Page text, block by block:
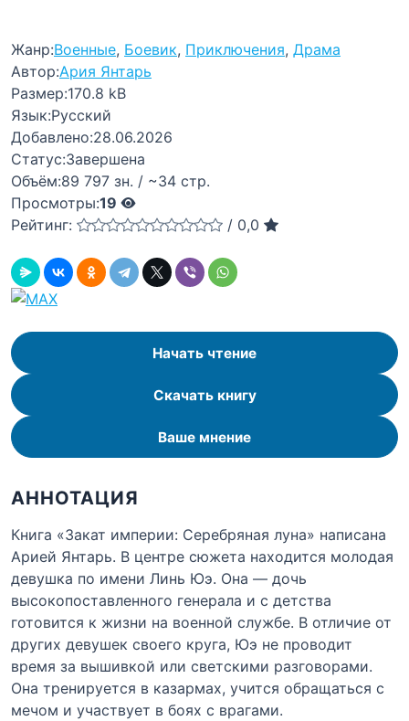
Жанр:Военные, Боевик, Приключения, Драма
Автор:Ария Янтарь
Размер:170.8 kB
Язык:Русский
Добавлено:28.06.2026
Статус:Завершена
Объём:89 797 зн. / ~34 стр.
Просмотры:19
Рейтинг:
/ 0,0
Начать чтение
Скачать книгу
Ваше мнение
АННОТАЦИЯ
Книга «Закат империи: Серебряная луна» написана
Арией Янтарь. В центре сюжета находится молодая
девушка по имени Линь Юэ. Она — дочь
высокопоставленного генерала и с детства
готовится к жизни на военной службе. В отличие от
других девушек своего круга, Юэ не проводит
время за вышивкой или светскими разговорами.
Она тренируется в казармах, учится обращаться с
мечом и участвует в боях с врагами.